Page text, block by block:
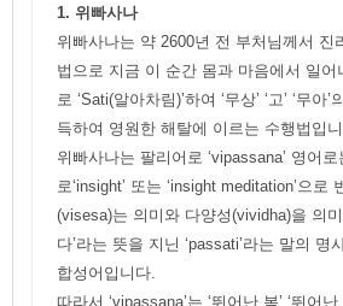
1. 위빠사나
위빠사나는 약 2600년 전 부처님께서 진
법으로 지금 이 순간 몸과 마음에서 일어
로 ‘Sati(알아차림)’하여 ‘무상’ ‘고’ ‘무아
득하여 영원한 해탈에 이르는 수행법입
위빠사나는 팔리어로 ‘vipassana’ 영어
로‘insight’ 또는 ‘insight meditation’으로
(visesa)는 의미와 다양성(vividha)을 의
다’라는 뜻을 지닌 ‘passati’라는 말의 명
합성어입니다.
따라서 ‘vipassana’는 ‘뛰어난 봄’ ‘뛰어